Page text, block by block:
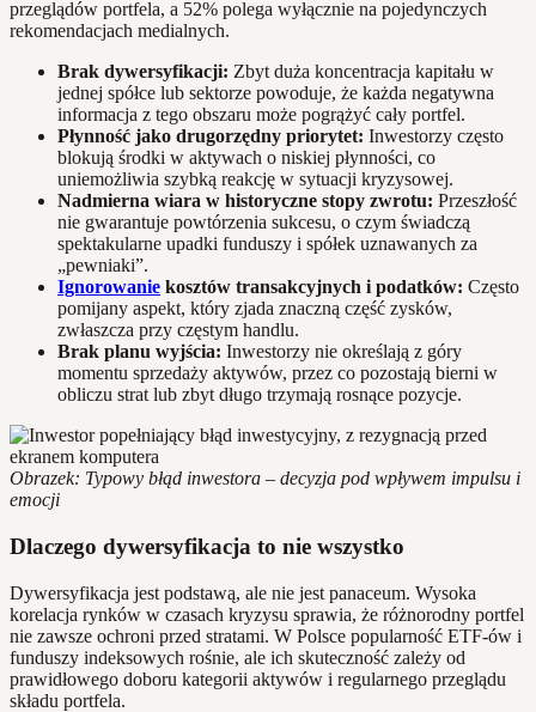
przeglądów portfela, a 52% polega wyłącznie na pojedynczych
rekomendacjach medialnych.
Brak dywersyfikacji: Zbyt duża koncentracja kapitału w
jednej spółce lub sektorze powoduje, że każda negatywna
informacja z tego obszaru może pogrążyć cały portfel.
Płynność jako drugorzędny priorytet: Inwestorzy często
blokują środki w aktywach o niskiej płynności, co
uniemożliwia szybką reakcję w sytuacji kryzysowej.
Nadmierna wiara w historyczne stopy zwrotu: Przeszłość
nie gwarantuje powtórzenia sukcesu, o czym świadczą
spektakularne upadki funduszy i spółek uznawanych za
„pewniaki”.
Ignorowanie kosztów transakcyjnych i podatków: Często
pomijany aspekt, który zjada znaczną część zysków,
zwłaszcza przy częstym handlu.
Brak planu wyjścia: Inwestorzy nie określają z góry
momentu sprzedaży aktywów, przez co pozostają bierni w
obliczu strat lub zbyt długo trzymają rosnące pozycje.
Obrazek: Typowy błąd inwestora – decyzja pod wpływem impulsu i
emocji
Dlaczego dywersyfikacja to nie wszystko
Dywersyfikacja jest podstawą, ale nie jest panaceum. Wysoka
korelacja rynków w czasach kryzysu sprawia, że różnorodny portfel
nie zawsze ochroni przed stratami. W Polsce popularność ETF-ów i
funduszy indeksowych rośnie, ale ich skuteczność zależy od
prawidłowego doboru kategorii aktywów i regularnego przeglądu
składu portfela.